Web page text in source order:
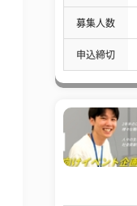
募集人数
申込締切